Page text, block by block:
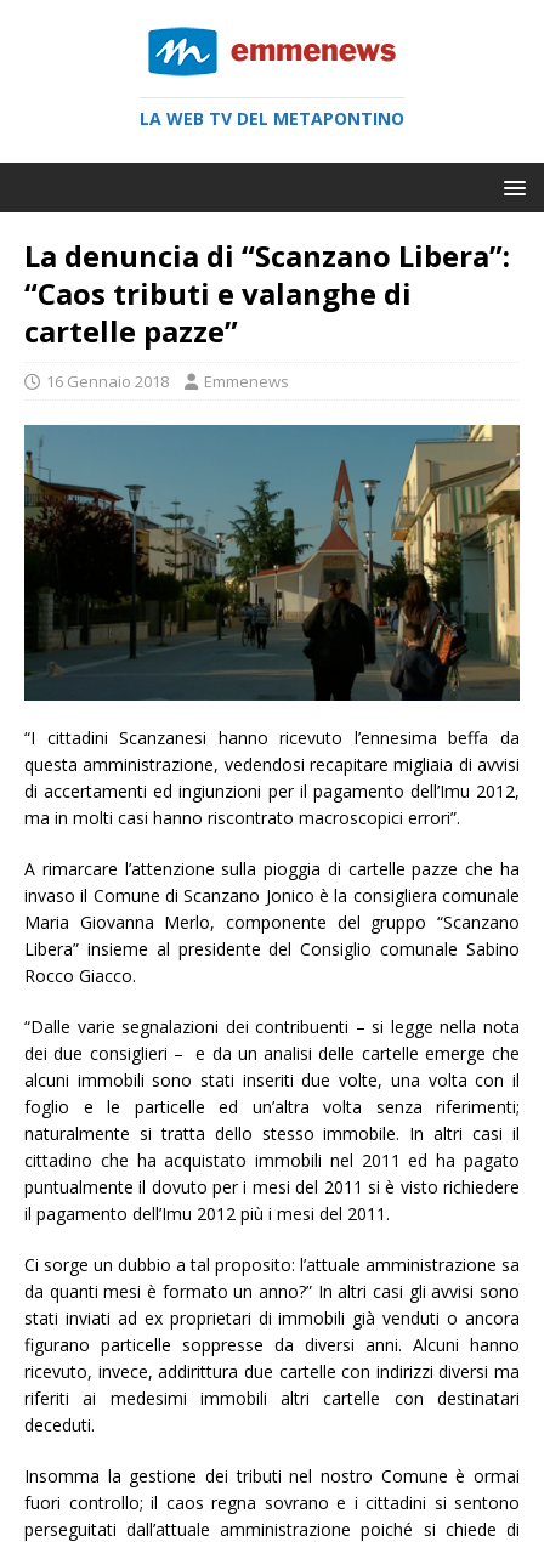
LA WEB TV DEL METAPONTINO
La denuncia di “Scanzano Libera”:
“Caos tributi e valanghe di
cartelle pazze”
16 Gennaio 2018 Emmenews
“I cittadini Scanzanesi hanno ricevuto l’ennesima beffa da
questa amministrazione, vedendosi recapitare migliaia di avvisi
di accertamenti ed ingiunzioni per il pagamento dell’Imu 2012,
ma in molti casi hanno riscontrato macroscopici errori”.
A rimarcare l’attenzione sulla pioggia di cartelle pazze che ha
invaso il Comune di Scanzano Jonico è la consigliera comunale
Maria Giovanna Merlo, componente del gruppo “Scanzano
Libera” insieme al presidente del Consiglio comunale Sabino
Rocco Giacco.
“Dalle varie segnalazioni dei contribuenti – si legge nella nota
dei due consiglieri – e da un analisi delle cartelle emerge che
alcuni immobili sono stati inseriti due volte, una volta con il
foglio e le particelle ed un’altra volta senza riferimenti;
naturalmente si tratta dello stesso immobile. In altri casi il
cittadino che ha acquistato immobili nel 2011 ed ha pagato
puntualmente il dovuto per i mesi del 2011 si è visto richiedere
il pagamento dell’Imu 2012 più i mesi del 2011.
Ci sorge un dubbio a tal proposito: l’attuale amministrazione sa
da quanti mesi è formato un anno?” In altri casi gli avvisi sono
stati inviati ad ex proprietari di immobili già venduti o ancora
figurano particelle soppresse da diversi anni. Alcuni hanno
ricevuto, invece, addirittura due cartelle con indirizzi diversi ma
riferiti ai medesimi immobili altri cartelle con destinatari
deceduti.
Insomma la gestione dei tributi nel nostro Comune è ormai
fuori controllo; il caos regna sovrano e i cittadini si sentono
perseguitati dall’attuale amministrazione poiché si chiede di